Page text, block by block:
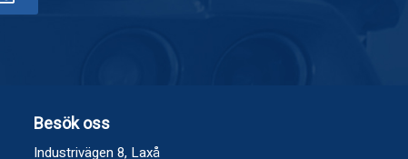
Besök oss
Industrivägen 8, Laxå